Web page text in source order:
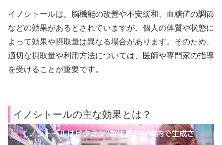
イノシトールは、脳機能の改善や不安緩和、血糖値の調節
などの効果があるとされていますが、個人の体質や状態に
よって効果や摂取量は異なる場合があります。そのため、
適切な摂取量や利用方法については、医師や専門家の指導
を受けることが重要です。
イノシトールの主な効果とは？